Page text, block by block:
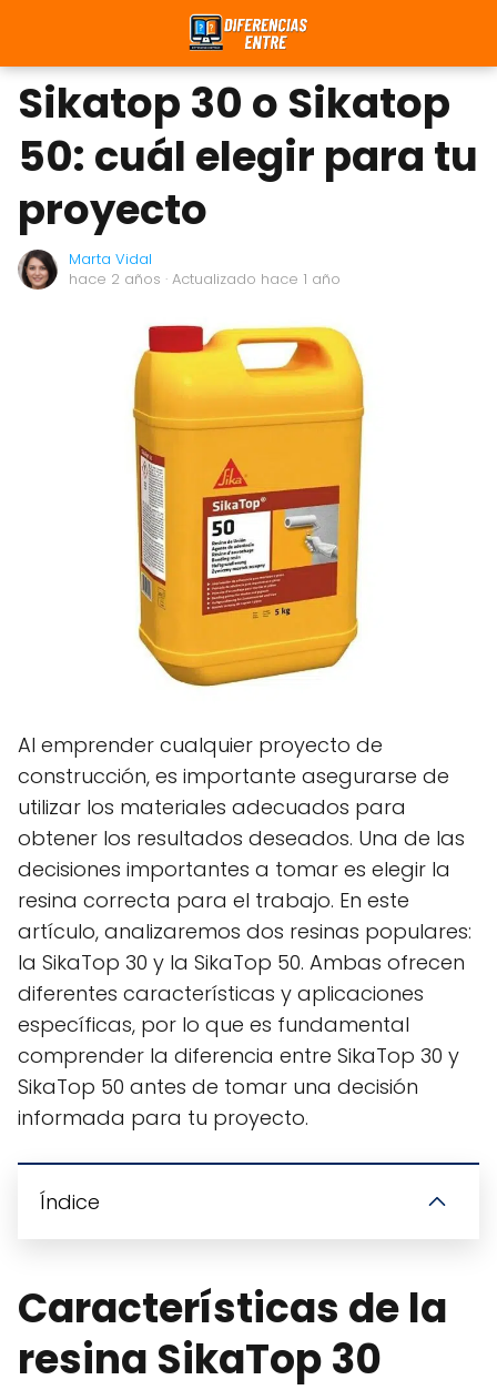
Sikatop 30 o Sikatop
50: cuál elegir para tu
proyecto
Marta Vidal
hace 2 años · Actualizado hace 1 año
Al emprender cualquier proyecto de
construcción, es importante asegurarse de
utilizar los materiales adecuados para
obtener los resultados deseados. Una de las
decisiones importantes a tomar es elegir la
resina correcta para el trabajo. En este
artículo, analizaremos dos resinas populares:
la SikaTop 30 y la SikaTop 50. Ambas ofrecen
diferentes características y aplicaciones
específicas, por lo que es fundamental
comprender la diferencia entre SikaTop 30 y
SikaTop 50 antes de tomar una decisión
informada para tu proyecto.
Índice
Características de la
resina SikaTop 30